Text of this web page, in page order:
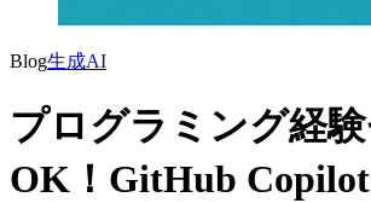
Blog生成AI
プログラミング経
OK！GitHub